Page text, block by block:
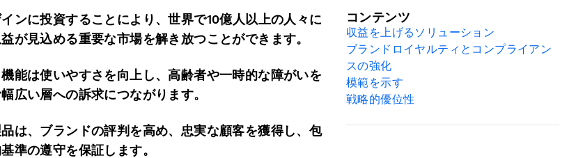
ンに投資することにより、世界で10億人以上の人々に
が見込める重要な市場を解き放つことができます。
能は使いやすさを向上し、高齢者や一時的な障がいを
広い層への訴求につながります。
は、ブランドの評判を高め、忠実な顧客を獲得し、包
準の遵守を保証します。
コンテンツ
収益を上げるソリューション
ブランドロイヤルティとコンプライアン
スの強化
模範を示す
戦略的優位性